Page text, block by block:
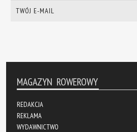
MAGAZYN ROWEROWY
REDAKCJA
REKLAMA
WYDAWNICTWO